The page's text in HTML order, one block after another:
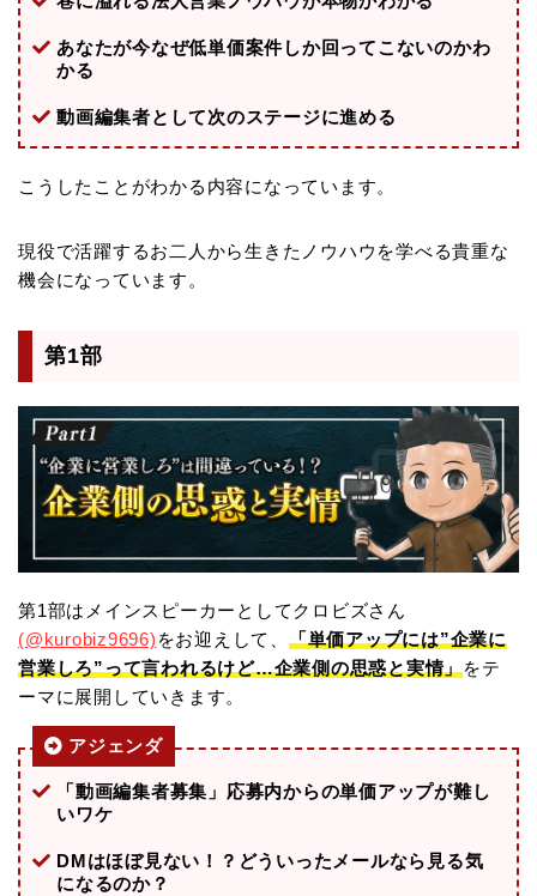
あなたが今なぜ低単価案件しか回ってこないのかわ
かる
動画編集者として次のステージに進める
こうしたことがわかる内容になっています。
現役で活躍するお二人から生きたノウハウを学べる貴重な
機会になっています。
第1部
第1部はメインスピーカーとしてクロビズさん
(@kurobiz9696) をお迎えして、 「単価アップには”企業に
営業しろ”って言われるけど…企業側の思惑と実情」をテ
ーマに展開していきます。
アジェンダ
「動画編集者募集」応募内からの単価アップが難し
いワケ
DMはほぼ見ない！？どういったメールなら見る気
になるのか？